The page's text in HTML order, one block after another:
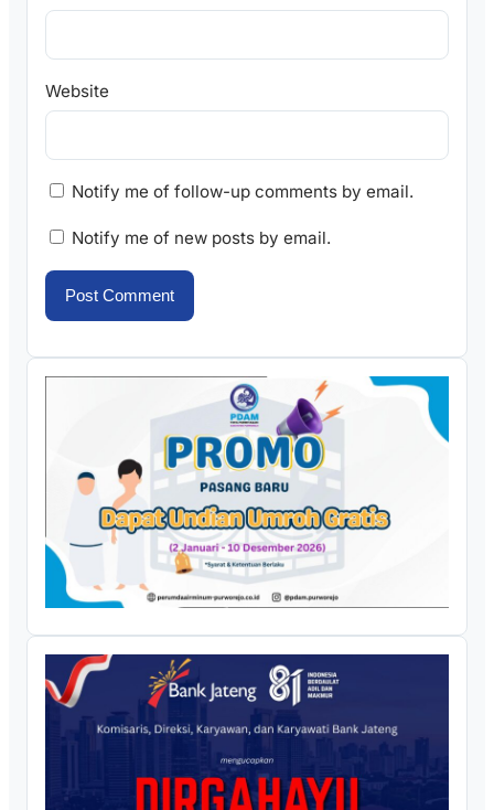
Website
Notify me of follow-up comments by email.
Notify me of new posts by email.